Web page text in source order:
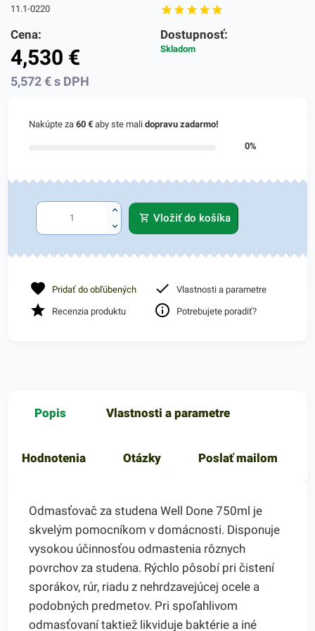
11.1-0220
Cena:
4,530 €
5,572€ s DPH
Dostupnosť:
Skladom
Nakúpte za60 € aby ste malidopravu zadarmo!
0%
Vložiť do košíka
Pridať do obľúbených Vlastnosti a parametre
Recenzia produktu Potrebujete poradiť?
Popis Vlastnosti a parametre
Hodnotenia Otázky Poslať mailom
Odmasťovač za studena Well Done 750ml je
skvelým pomocníkom v domácnosti. Disponuje
vysokou účinnosťou odmastenia rôznych
povrchov za studena. Rýchlo pôsobí pri čistení
sporákov, rúr, riadu z nehrdzavejúcej ocele a
podobných predmetov. Pri spoľahlivom
odmasťovaní taktiež likviduje baktérie a iné